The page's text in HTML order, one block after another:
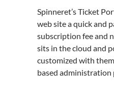
Spinneret’s Ticket
web site a quick and
subscription fee and
sits in the cloud and
customized with
based administration